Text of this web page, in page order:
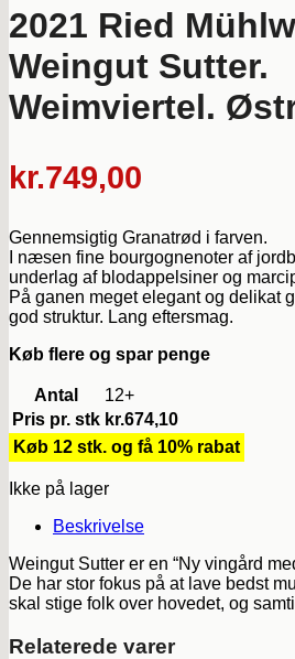
2021 Ried
Weingut Sutter.
Weimviertel.
kr.749,00
Gennemsigtig Granatrød i farven.
I næsen fine bourgognenoter af
underlag af blodappelsiner og
På ganen meget elegant og delikat
god struktur. Lang eftersmag.
Køb flere og spar penge
Antal
12+
Pris pr. stk kr.674,10
Køb 12 stk. og få 10% rabat
Ikke på lager
Beskrivelse
Weingut Sutter er en “Ny vingård
De har stor fokus på at lave bedst
skal stige folk over hovedet, og
Relaterede varer